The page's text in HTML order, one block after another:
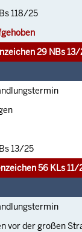
118/25
29 NBs 13/
13/25
56 KLs 11/
vor der großen